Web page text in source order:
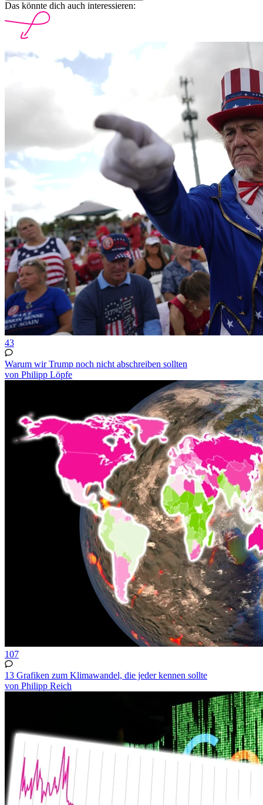
Das könnte dich auch interessieren:
43
Warum wir Trump noch nicht abschreiben sollten
von Philipp Löpfe
107
13 Grafiken zum Klimawandel, die jeder kennen sollte
von Philipp Reich